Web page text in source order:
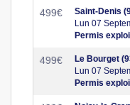
499€
Saint-Denis
Lun 07
Permis
499€
Le Bourget
Lun 07
Permis